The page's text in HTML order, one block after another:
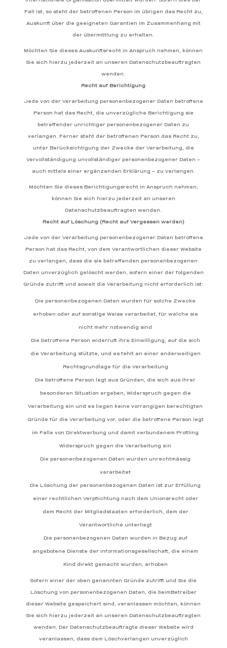
Fall ist, so steht der betroffenen Person im übrigen das Recht zu,
Auskunft über die geeigneten Garantien im Zusammenhang mit
der übermittlung zu erhalten.
Möchten Sie dieses Auskunftsrecht in Anspruch nehmen, können
Sie sich hierzu jederzeit an unseren Datenschutzbeauftragten
wenden.
Recht auf Berichtigung
Jede von der Verarbeitung personenbezogener Daten betroffene
Person hat das Recht, die unverzügliche Berichtigung sie
betreffender unrichtiger personenbezogener Daten zu
verlangen. Ferner steht der betroffenen Person das Recht zu,
unter Berücksichtigung der Zwecke der Verarbeitung, die
Vervollständigung unvollständiger personenbezogener Daten –
auch mittels einer ergänzenden Erklärung – zu verlangen.
Möchten Sie dieses Berichtigungsrecht in Anspruch nehmen,
können Sie sich hierzu jederzeit an unseren
Datenschutzbeauftragten wenden.
Recht auf Löschung (Recht auf Vergessen werden)
Jede von der Verarbeitung personenbezogener Daten betroffene
Person hat das Recht, von dem Verantwortlichen dieser Website
zu verlangen, dass die sie betreffenden personenbezogenen
Daten unverzüglich gelöscht werden, sofern einer der folgenden
Gründe zutrifft und soweit die Verarbeitung nicht erforderlich ist:
Die personenbezogenen Daten wurden für solche Zwecke
erhoben oder auf sonstige Weise verarbeitet, für welche sie
nicht mehr notwendig sind
Die betroffene Person widerruft ihre Einwilligung, auf die sich
die Verarbeitung stützte, und es fehlt an einer anderweitigen
Rechtsgrundlage für die Verarbeitung
Die betroffene Person legt aus Gründen, die sich aus ihrer
besonderen Situation ergeben, Widerspruch gegen die
Verarbeitung ein und es liegen keine vorrangigen berechtigten
Gründe für die Verarbeitung vor, oder die betroffene Person legt
im Falle von Direktwerbung und damit verbundenem Profiling
Widerspruch gegen die Verarbeitung ein
Die personenbezogenen Daten wurden unrechtmässig
verarbeitet
Die Löschung der personenbezogenen Daten ist zur Erfüllung
einer rechtlichen Verpflichtung nach dem Unionsrecht oder
dem Recht der Mitgliedstaaten erforderlich, dem der
Verantwortliche unterliegt
Die personenbezogenen Daten wurden in Bezug auf
angebotene Dienste der Informationsgesellschaft, die einem
Kind direkt gemacht wurden, erhoben
Sofern einer der oben genannten Gründe zutrifft und Sie die
Löschung von personenbezogenen Daten, die beimBetreiber
dieser Website gespeichert sind, veranlassen möchten, können
Sie sich hierzu jederzeit an unseren Datenschutzbeauftragten
wenden. Der Datenschutzbeauftragte dieser Website wird
veranlassen, dass dem Löschverlangen unverzüglich